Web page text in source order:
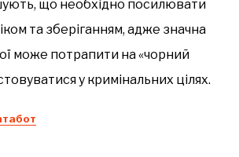
що необхідно посилювати
та зберіганням, адже значна
може потрапити на «чорний
у кримінальних цілях.